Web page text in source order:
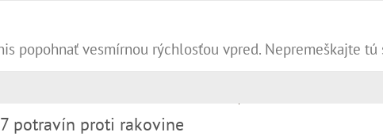
7 potravín proti rakovine